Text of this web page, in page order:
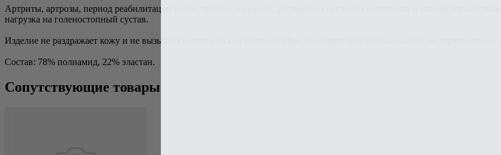
Артриты, артрозы, период реабилитации после травм и операций, растяжения связочного аппарата и ушибы мягких
нагрузка на голеностопный сустав.
Изделие не раздражает кожу и не вызывает аллергических реакций. При многократном использовании не теряет своих
Состав: 78% полиамид, 22% эластан.
Сопутствующие товары